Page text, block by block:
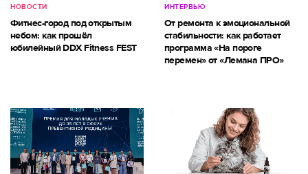
НОВОСТИ
Фитнес-город под открытым
небом: как прошёл
юбилейный DDX Fitness FEST
ИНТЕРВЬЮ
От ремонта к эмоциональной
стабильности: как работает
программа «На пороге
перемен» от «Лемана ПРО»